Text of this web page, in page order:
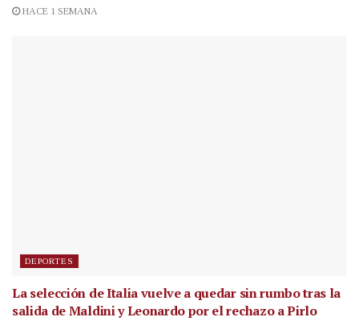
HACE 1 SEMANA
DEPORTES
La selección de Italia vuelve a quedar sin rumbo tras la
salida de Maldini y Leonardo por el rechazo a Pirlo